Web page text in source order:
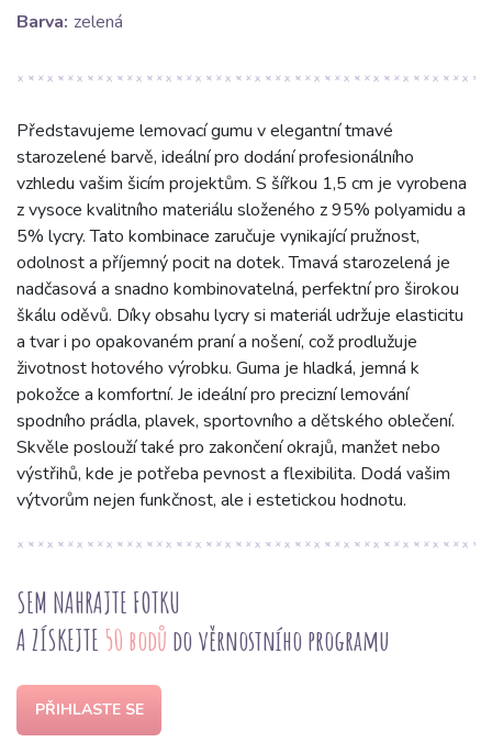
Barva: zelená
Představujeme lemovací gumu v elegantní tmavé
starozelené barvě, ideální pro dodání profesionálního
vzhledu vašim šicím projektům. S šířkou 1,5 cm je vyrobena
z vysoce kvalitního materiálu složeného z 95% polyamidu a
5% lycry. Tato kombinace zaručuje vynikající pružnost,
odolnost a příjemný pocit na dotek. Tmavá starozelená je
nadčasová a snadno kombinovatelná, perfektní pro širokou
škálu oděvů. Díky obsahu lycry si materiál udržuje elasticitu
a tvar i po opakovaném praní a nošení, což prodlužuje
životnost hotového výrobku. Guma je hladká, jemná k
pokožce a komfortní. Je ideální pro precizní lemování
spodního prádla, plavek, sportovního a dětského oblečení.
Skvěle poslouží také pro zakončení okrajů, manžet nebo
výstřihů, kde je potřeba pevnost a flexibilita. Dodá vašim
výtvorům nejen funkčnost, ale i estetickou hodnotu.
SEM NAHRAJTE FOTKU
A ZÍSKEJTE 50 bodů do věrnostního programu
PŘIHLASTE SE